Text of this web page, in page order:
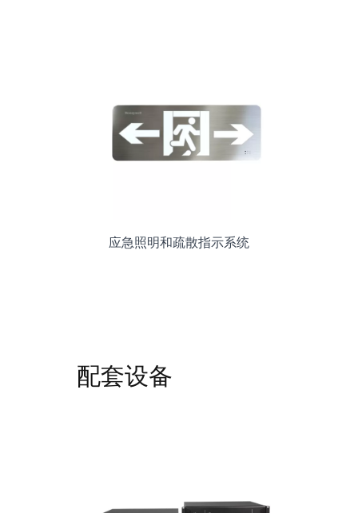
应急照明和疏散指示系统
配套设备